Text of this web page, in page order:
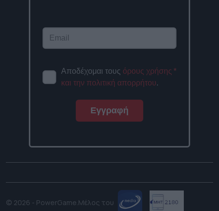
Αποδέχομαι τους όρους χρήσης
και την πολιτική απορρήτου.
*
Εγγραφή
© 2026 - PowerGame. Μέλος του